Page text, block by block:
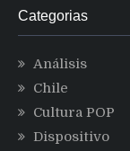
Categorias
Análisis
Chile
Cultura POP
Dispositivo